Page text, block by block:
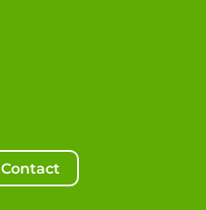
Contact